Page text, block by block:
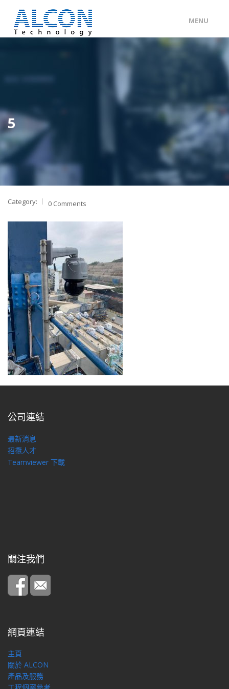
MENU
ENG / 中文
產品及服務
工程個案
聯絡我們
5
Category: 0 Comments
公司連結
最新消息
招攬人才
Teamviewer 下載
關注我們
網頁連結
主頁
關於 ALCON
產品及服務